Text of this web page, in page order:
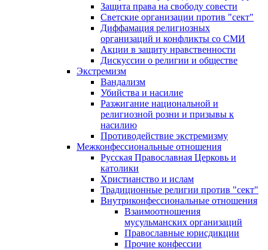
Защита права на свободу совести
Светские организации против "сект"
Диффамация религиозных
организаций и конфликты со СМИ
Акции в защиту нравственности
Дискуссии о религии и обществе
Экстремизм
Вандализм
Убийства и насилие
Разжигание национальной и
религиозной розни и призывы к
насилию
Противодействие экстремизму
Межконфессиональные отношения
Русская Православная Церковь и
католики
Христианство и ислам
Традиционные религии против "сект"
Внутриконфессиональные отношения
Взаимоотношения
мусульманских организаций
Православные юрисдикции
Прочие конфессии